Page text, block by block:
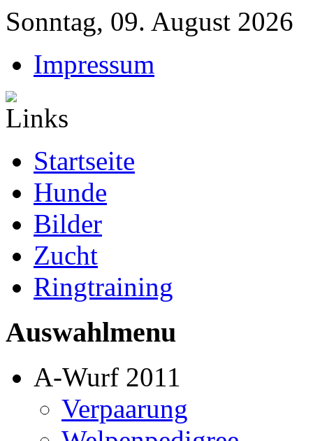
Sonntag, 09. August 2026
Impressum
Startseite
Hunde
Bilder
Zucht
Ringtraining
Auswahlmenu
A-Wurf 2011
Verpaarung